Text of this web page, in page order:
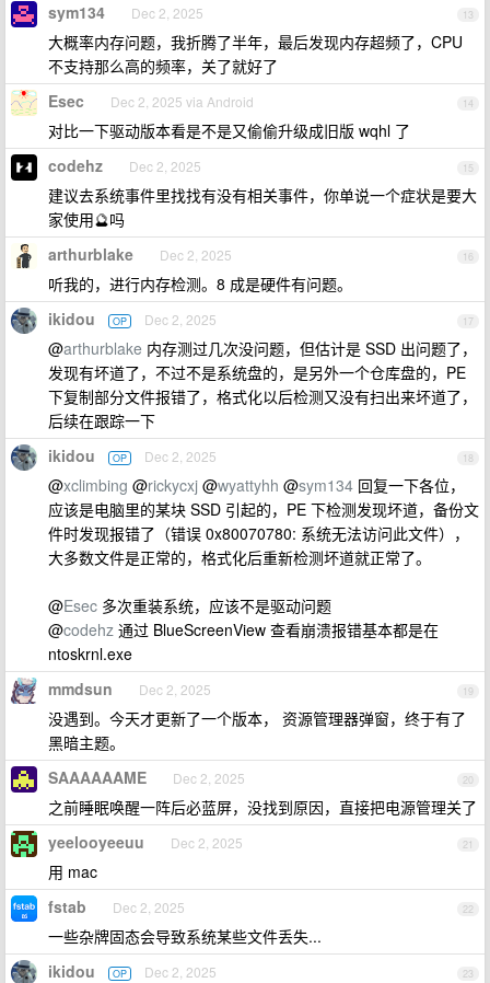
13
sym134 Dec 2, 2025
大概率内存问题，我折腾了半年，最后发现内存超频了，CPU
不支持那么高的频率，关了就好了
14
Esec Dec 2, 2025 via Android
对比一下驱动版本看是不是又偷偷升级成旧版 wqhl 了
15
codehz Dec 2, 2025
建议去系统事件里找找有没有相关事件，你单说一个症状是要大
家使用🔮吗
16
arthurblake Dec 2, 2025
听我的，进行内存检测。8 成是硬件有问题。
17
ikidou OP Dec 2, 2025
@arthurblake 内存测过几次没问题，但估计是 SSD 出问题了，
发现有坏道了，不过不是系统盘的，是另外一个仓库盘的，PE
下复制部分文件报错了，格式化以后检测又没有扫出来坏道了，
后续在跟踪一下
18
ikidou OP Dec 2, 2025
@xclimbing @rickycxj @wyattyhh @sym134 回复一下各位，
应该是电脑里的某块 SSD 引起的，PE 下检测发现坏道，备份文
件时发现报错了（错误 0x80070780: 系统无法访问此文件），
大多数文件是正常的，格式化后重新检测坏道就正常了。
@Esec 多次重装系统，应该不是驱动问题
@codehz 通过 BlueScreenView 查看崩溃报错基本都是在
ntoskrnl.exe
19
mmdsun Dec 2, 2025
没遇到。今天才更新了一个版本， 资源管理器弹窗，终于有了
黑暗主题。
20
SAAAAAAME Dec 2, 2025
之前睡眠唤醒一阵后必蓝屏，没找到原因，直接把电源管理关了
21
yeelooyeeuu Dec 2, 2025
用 mac
22
fstab Dec 2, 2025
一些杂牌固态会导致系统某些文件丢失...
23
ikidou OP Dec 2, 2025